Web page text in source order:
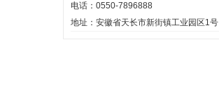
电话：0550-7896888
地址：安徽省天长市新街镇工业园区1号